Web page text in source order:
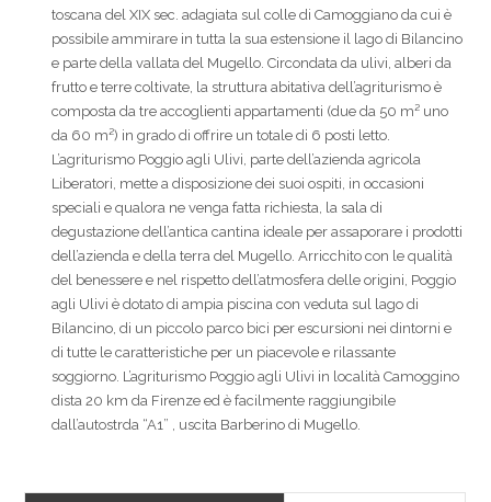
toscana del XIX sec. adagiata sul colle di Camoggiano da cui è
possibile ammirare in tutta la sua estensione il lago di Bilancino
e parte della vallata del Mugello. Circondata da ulivi, alberi da
frutto e terre coltivate, la struttura abitativa dell’agriturismo è
composta da tre accoglienti appartamenti (due da 50 m² uno
da 60 m²) in grado di offrire un totale di 6 posti letto.
L’agriturismo Poggio agli Ulivi, parte dell’azienda agricola
Liberatori, mette a disposizione dei suoi ospiti, in occasioni
speciali e qualora ne venga fatta richiesta, la sala di
degustazione dell’antica cantina ideale per assaporare i prodotti
dell’azienda e della terra del Mugello. Arricchito con le qualità
del benessere e nel rispetto dell’atmosfera delle origini, Poggio
agli Ulivi è dotato di ampia piscina con veduta sul lago di
Bilancino, di un piccolo parco bici per escursioni nei dintorni e
di tutte le caratteristiche per un piacevole e rilassante
soggiorno. L’agriturismo Poggio agli Ulivi in località Camoggino
dista 20 km da Firenze ed è facilmente raggiungibile
dall’autostrda “A1” , uscita Barberino di Mugello.